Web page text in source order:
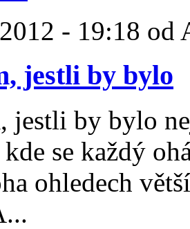
- 19:18 od
jestli by bylo
jestli by bylo
se každý
ohledech